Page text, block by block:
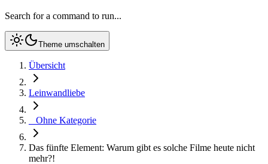
Search for a command to run...
Theme umschalten
Übersicht
Leinwandliebe
_ Ohne Kategorie
Das fünfte Element: Warum gibt es solche Filme heute nicht
mehr?!